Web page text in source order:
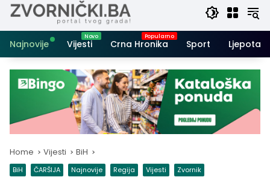
Najnovije Vijesti Crna Hronika Sport Ljepota i
Home Vijesti BiH
BiH ČARŠIJA Najnovije Regija Vijesti Zvornik